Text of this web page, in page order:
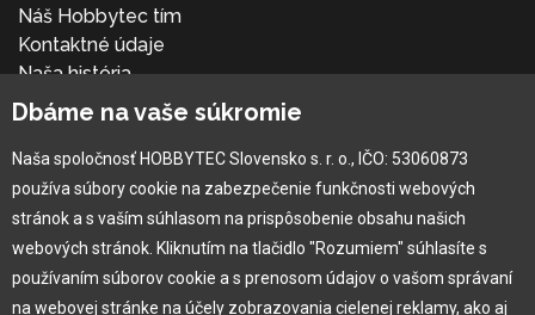
Náš Hobbytec tím
Kontaktné údaje
Naša história
Kariéra
Pre zákazníka
Garancia najlepšej ceny
Užívateľský manuál
Obchodné podmienky
Dbáme na vaše súkromie
Naša spoločnosť HOBBYTEC Slovensko s. r. o., IČO: 53060873
používa súbory cookie na zabezpečenie funkčnosti webových
stránok a s vaším súhlasom na prispôsobenie obsahu našich
webových stránok. Kliknutím na tlačidlo "Rozumiem" súhlasíte s
používaním súborov cookie a s prenosom údajov o vašom správaní
na webovej stránke na účely zobrazovania cielenej reklamy, ako aj